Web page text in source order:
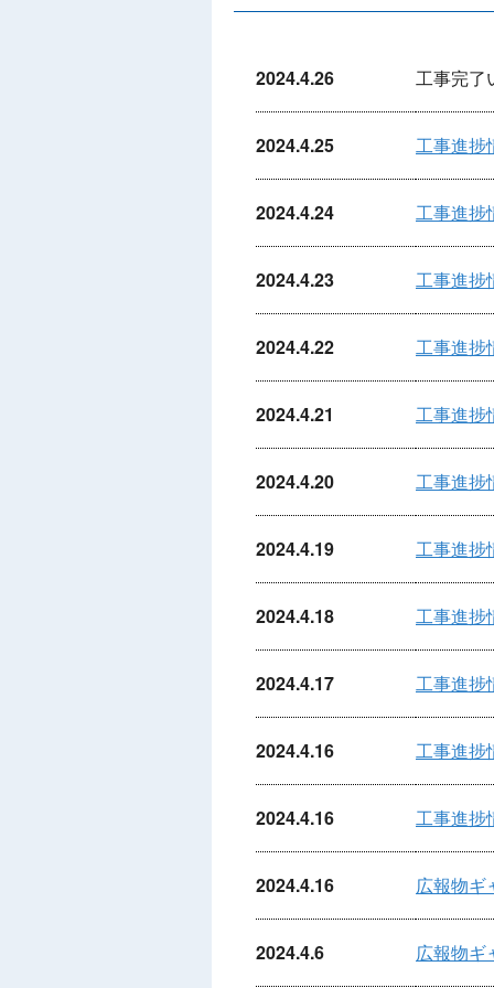
2024.4.26 工事完了
2024.4.25 工事進捗
2024.4.24 工事進捗
2024.4.23 工事進捗
2024.4.22 工事進捗
2024.4.21 工事進捗
2024.4.20 工事進捗
2024.4.19 工事進捗
2024.4.18 工事進捗
2024.4.17 工事進捗
2024.4.16 工事進捗
2024.4.16 工事進捗
2024.4.16 広報物ギ
2024.4.6 広報物ギ